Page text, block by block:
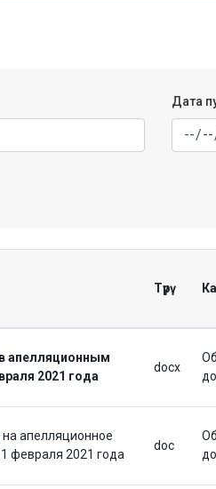
Дата
Түрү
апелляционным
2021 года
docx
апелляционное
февраля 2021 года
doc